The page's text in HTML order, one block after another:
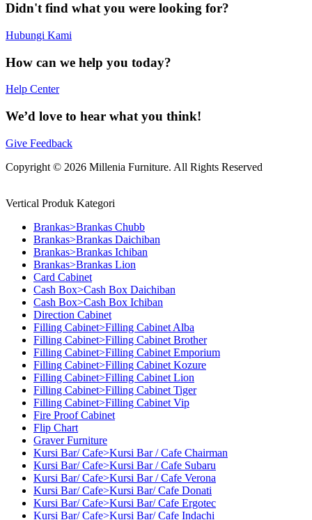
Didn't find what you were looking for?
Hubungi Kami
How can we help you today?
Help Center
We’d love to hear what you think!
Give Feedback
Copyright © 2026 Millenia Furniture. All Rights Reserved
Vertical Produk Kategori
Brankas>Brankas Chubb
Brankas>Brankas Daichiban
Brankas>Brankas Ichiban
Brankas>Brankas Lion
Card Cabinet
Cash Box>Cash Box Daichiban
Cash Box>Cash Box Ichiban
Direction Cabinet
Filling Cabinet>Filling Cabinet Alba
Filling Cabinet>Filling Cabinet Brother
Filling Cabinet>Filling Cabinet Emporium
Filling Cabinet>Filling Cabinet Kozure
Filling Cabinet>Filling Cabinet Lion
Filling Cabinet>Filling Cabinet Tiger
Filling Cabinet>Filling Cabinet Vip
Fire Proof Cabinet
Flip Chart
Graver Furniture
Kursi Bar/ Cafe>Kursi Bar / Cafe Chairman
Kursi Bar/ Cafe>Kursi Bar / Cafe Subaru
Kursi Bar/ Cafe>Kursi Bar / Cafe Verona
Kursi Bar/ Cafe>Kursi Bar/ Cafe Donati
Kursi Bar/ Cafe>Kursi Bar/ Cafe Ergotec
Kursi Bar/ Cafe>Kursi Bar/ Cafe Indachi